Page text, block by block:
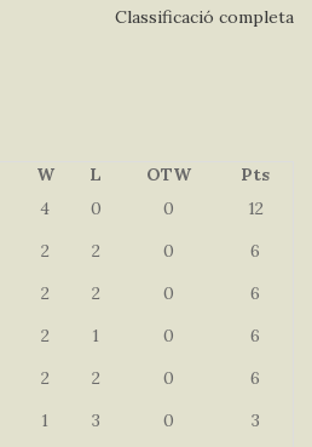
Classificació completa
W L OTW
Pts
4 0 0
12
2 2 0
6
2 2 0
6
2 1 0
6
2 2 0
6
1 3 0
3